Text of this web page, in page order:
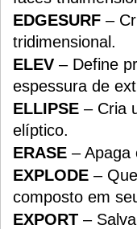
EDGESURF –
tridimensional.
ELEV – Define
espessura de
ELLIPSE – Cria
elíptico.
ERASE – Apaga
EXPLODE –
composto em
EXPORT –